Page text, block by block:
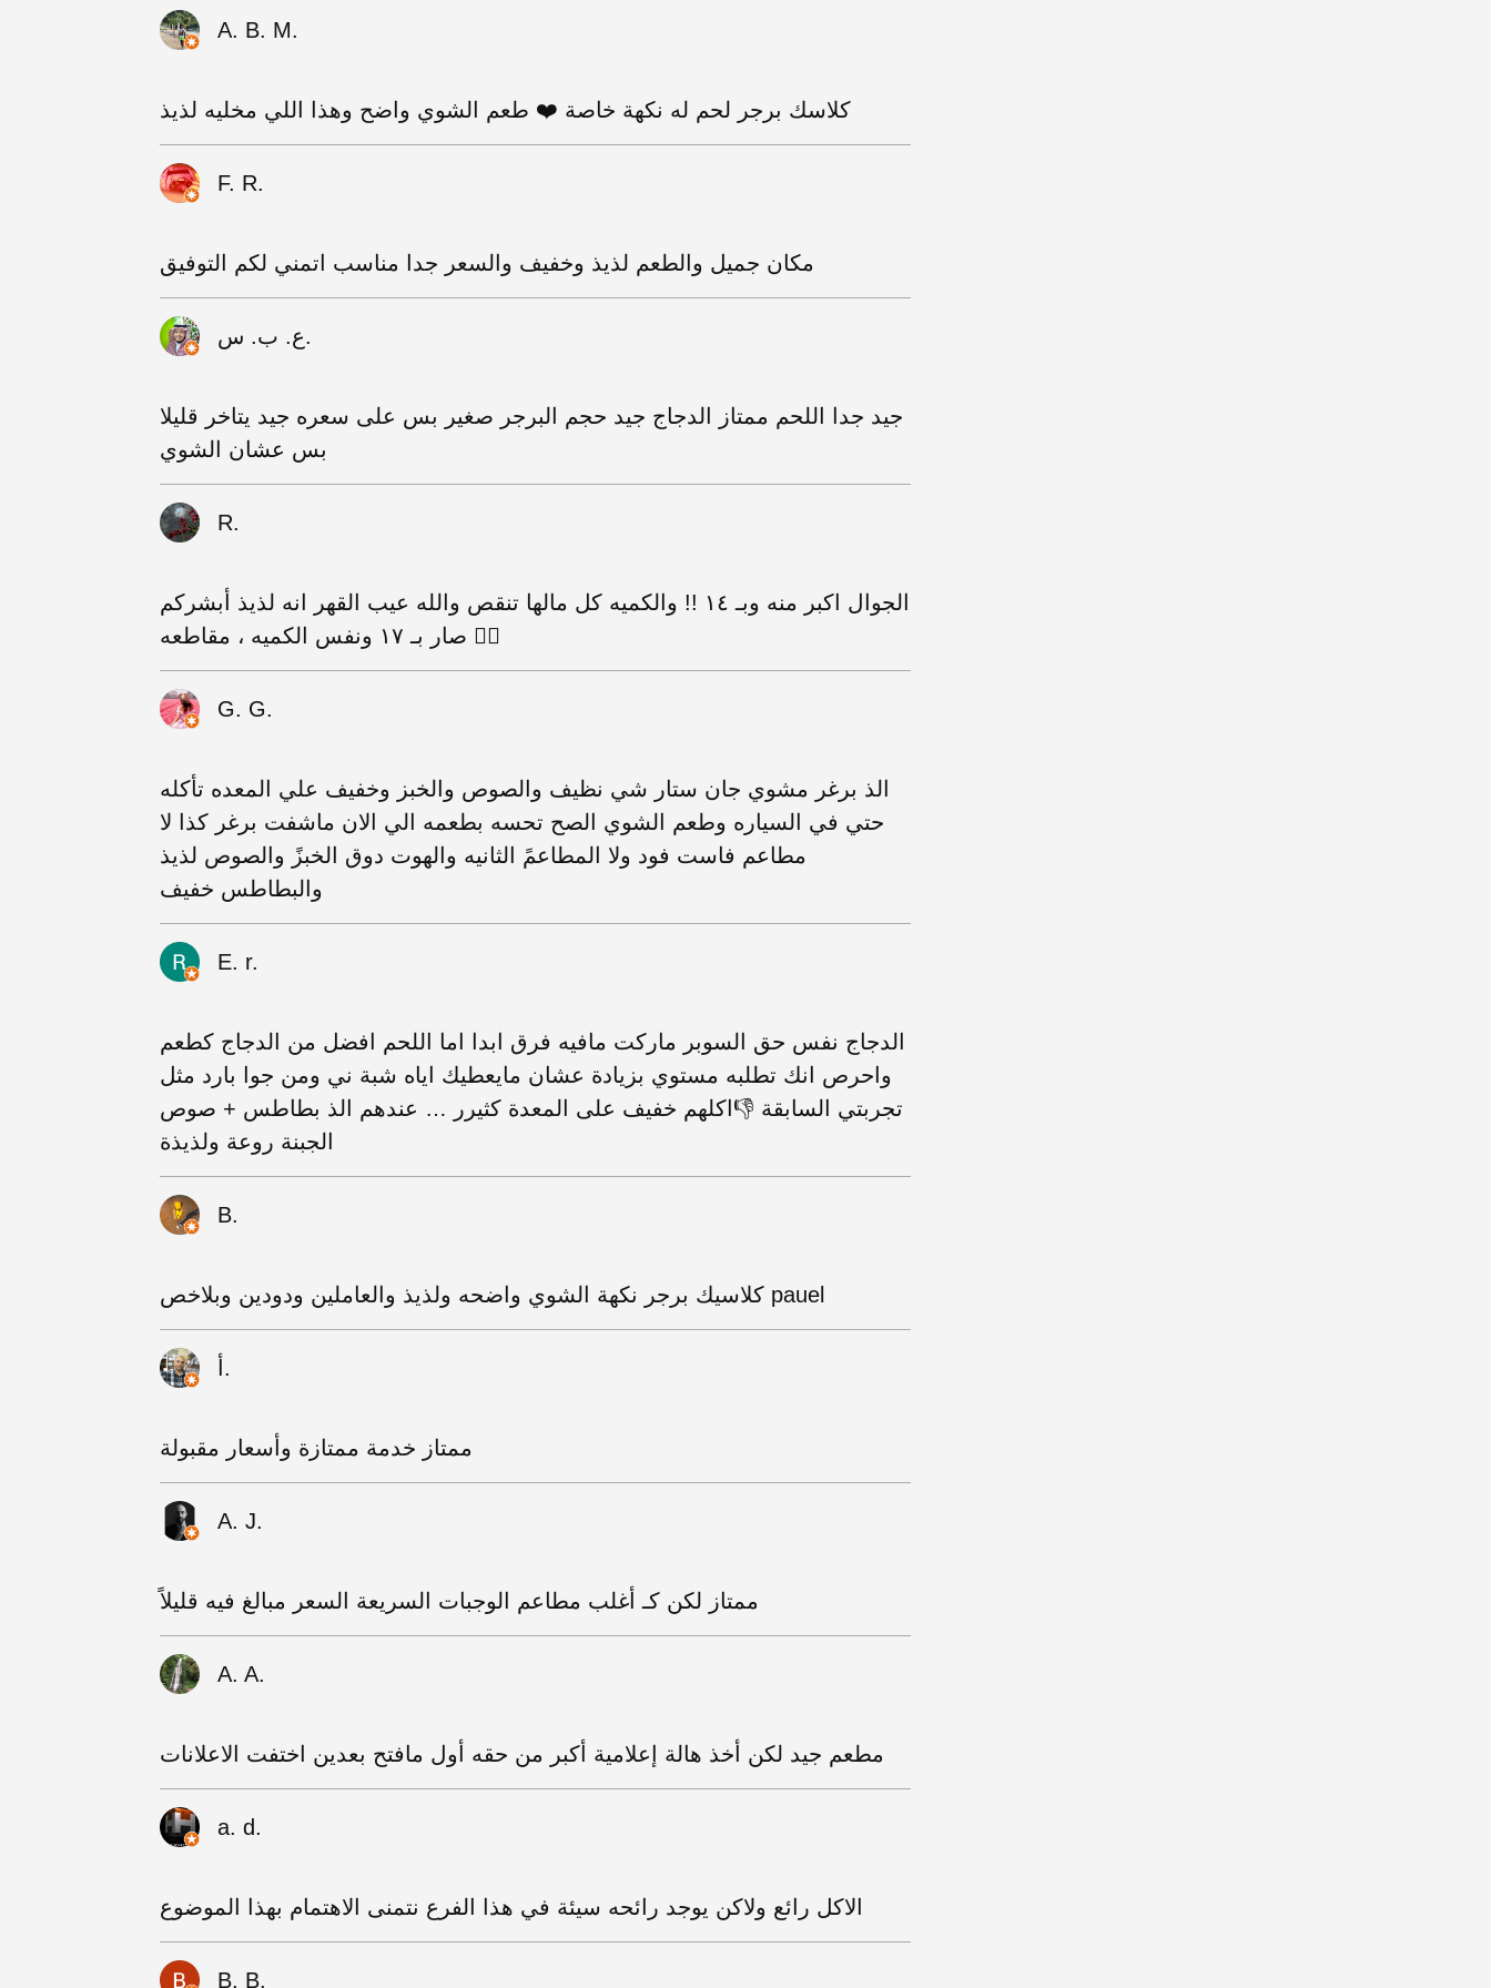
A. B. M.
كلاسك برجر لحم له نكهة خاصة ❤️ طعم الشوي واضح وهذا اللي مخليه لذيذ
F. R.
مكان جميل والطعم لذيذ وخفيف والسعر جدا مناسب اتمني لكم التوفيق
ع. ب. س.
جيد جدا اللحم ممتاز الدجاج جيد حجم البرجر صغير بس على سعره جيد يتاخر قليلا
بس عشان الشوي
R.
الجوال اكبر منه وبـ ١٤ !! والكميه كل مالها تنقص والله عيب القهر انه لذيذ أبشركم
صار بـ ١٧ ونفس الكميه ، مقاطعه 👍🏼
G. G.
الذ برغر مشوي جان ستار شي نظيف والصوص والخبز وخفيف علي المعده تأكله
حتي في السياره وطعم الشوي الصح تحسه بطعمه الي الان ماشفت برغر كذا لا
مطاعم فاست فود ولا المطاعمً الثانيه والهوت دوق الخبزً والصوص لذيذ
والبطاطس خفيف
E. r.
الدجاج نفس حق السوبر ماركت مافيه فرق ابدا اما اللحم افضل من الدجاج كطعم
واحرص انك تطلبه مستوي بزيادة عشان مايعطيك اياه شبة ني ومن جوا بارد مثل
تجربتي السابقة 👎اكلهم خفيف على المعدة كثيرر … عندهم الذ بطاطس + صوص
الجبنة روعة ولذيذة
B.
كلاسيك برجر نكهة الشوي واضحه ولذيذ والعاملين ودودين وبلاخص pauel
أ.
ممتاز خدمة ممتازة وأسعار مقبولة
A. J.
ممتاز لكن كـ أغلب مطاعم الوجبات السريعة السعر مبالغ فيه قليلاً
A. A.
مطعم جيد لكن أخذ هالة إعلامية أكبر من حقه أول مافتح بعدين اختفت الاعلانات
a. d.
الاكل رائع ولاكن يوجد رائحه سيئة في هذا الفرع نتمنى الاهتمام بهذا الموضوع
B. B.